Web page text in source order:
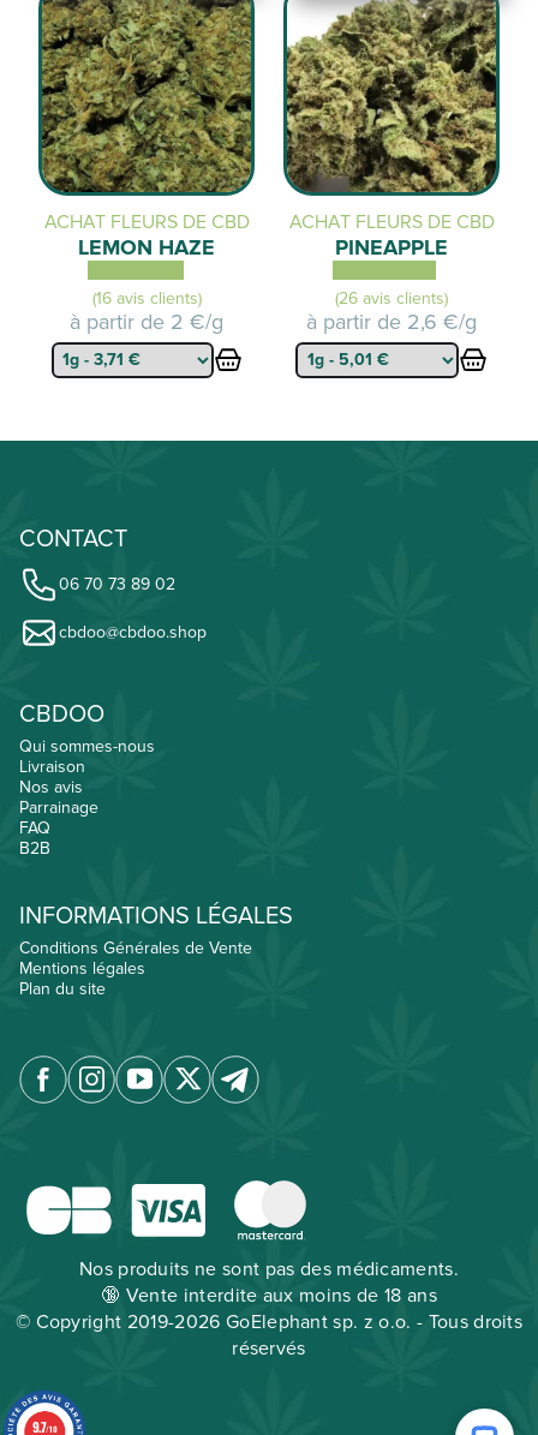
ACHAT FLEURS DE CBD
LEMON HAZE
(16 avis clients)
à partir de 2 €/g
ACHAT FLEURS DE CBD
PINEAPPLE
(26 avis clients)
à partir de 2,6 €/g
CONTACT
06 70 73 89 02
cbdoo@cbdoo.shop
CBDOO
Qui sommes-nous
Livraison
Nos avis
Parrainage
FAQ
B2B
INFORMATIONS LÉGALES
Conditions Générales de Vente
Mentions légales
Plan du site
Nos produits ne sont pas des médicaments.
🔞 Vente interdite aux moins de 18 ans
© Copyright 2019-2026 GoElephant sp. z o.o. - Tous droits
réservés
9.7/10